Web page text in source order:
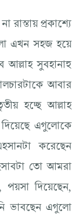
প্রকাশ্যে
এখন সহজ হয়ে
আল্লাহ সুবহানাহু
আবার
হচ্ছে আল্লাহ
এগুলোকে
করেছেন
তো আমরা
পয়সা দিয়েছেন,
ভাবছেন এগুলো